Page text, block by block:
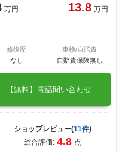
万円 13.8 万円
修復歴
なし
車検/自賠責
自賠責保険無し
【無料】電話問い合わせ
ショップレビュー(11件)
総合評価: 4.8 点